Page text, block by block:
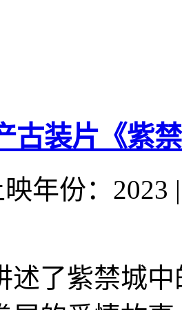
古装片《紫
映年份：2023 |
了紫禁城中